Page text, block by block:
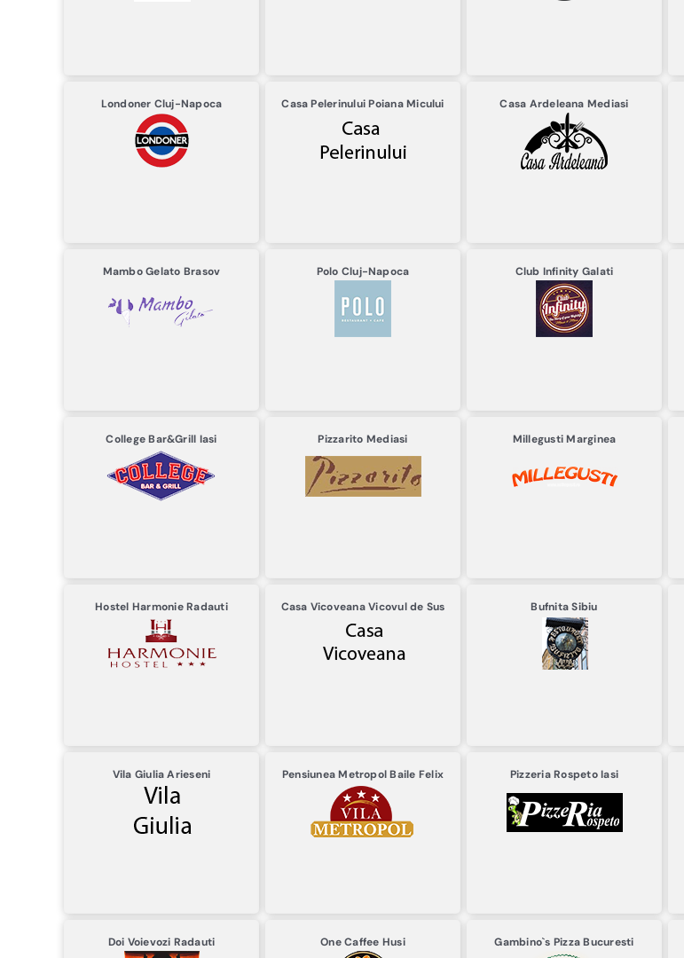
Londoner Cluj-Napoca Casa PelerinuluiPoiana Micului Casa Ardeleana Mediasi
Mambo Gelato Brasov Polo Cluj-Napoca Club Infinity Galati
College Bar&Grill Iasi Pizzarito Mediasi MillegustiMarginea
Hostel HarmonieRadauti Casa VicoveanaVicovul de Sus BufnitaSibiu
Vila GiuliaArieseni Pensiunea MetropolBaile Felix Pizzeria RospetoIasi
Doi Voievozi Radauti One Caffee Husi Gambino`s PizzaBucuresti